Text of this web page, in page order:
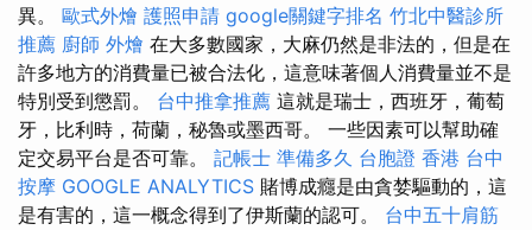
異。 歐式外燴 護照申請 google關鍵字排名 竹北中醫診所
推薦 廚師 外燴 在大多數國家，大麻仍然是非法的，但是在
許多地方的消費量已被合法化，這意味著個人消費量並不是
特別受到懲罰。 台中推拿推薦 這就是瑞士，西班牙，葡萄
牙，比利時，荷蘭，秘魯或墨西哥。 一些因素可以幫助確
定交易平台是否可靠。 記帳士 準備多久 台胞證 香港 台中
按摩 GOOGLE ANALYTICS 賭博成癮是由貪婪驅動的，這
是有害的，這一概念得到了伊斯蘭的認可。 台中五十肩筋